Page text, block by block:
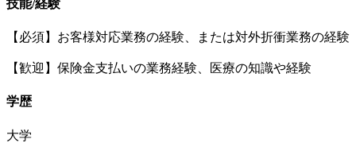
技能/経験
【必須】お客様対応業務の経験、または対外折衝業務の経験
【歓迎】保険金支払いの業務経験、医療の知識や経験
学歴
大学